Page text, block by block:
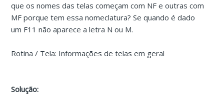
que os nomes das telas começam com NF e outras com
MF porque tem essa nomeclatura? Se quando é dado
um F11 não aparece a letra N ou M.
Rotina / Tela: Informações de telas em geral
Solução: